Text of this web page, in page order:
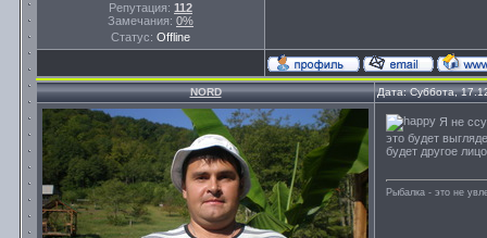
Репутация: 112
Замечания: 0%
Статус: Offline
NORD Дата: Суббота,
Я не
это будет
будет другое
Рыбалка - это не